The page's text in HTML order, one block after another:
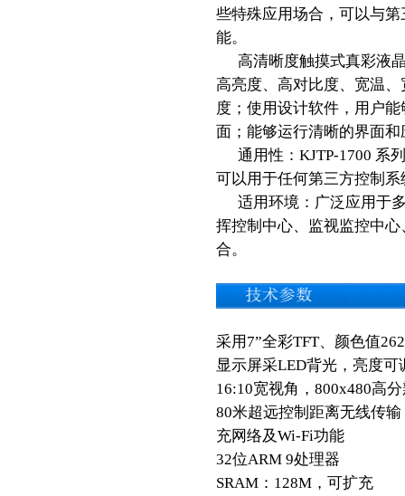
些特殊应用场合，可以与
能。
高清晰度触摸式真彩液
高亮度、高对比度、宽温
度；使用设计软件，用户
面；能够运行清晰的界面和
通用性：KJTP-1700 系
可以用于任何第三方控制系
适用环境：广泛应用于
挥控制中心、监视监控中
合。
采用7”全彩TFT、颜色值
显示屏采LED背光，亮度可
16:10宽视角，800x480高
80米超远控制距离无线传
充网络及Wi-Fi功能
32位ARM 9处理器
SRAM：128M，可扩充